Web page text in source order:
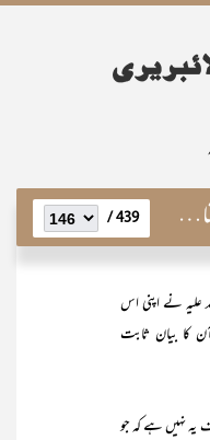
439 /
علیہ نے اپنی اس
کا بیان ثابت
یہ نہیں ہے کہ جو